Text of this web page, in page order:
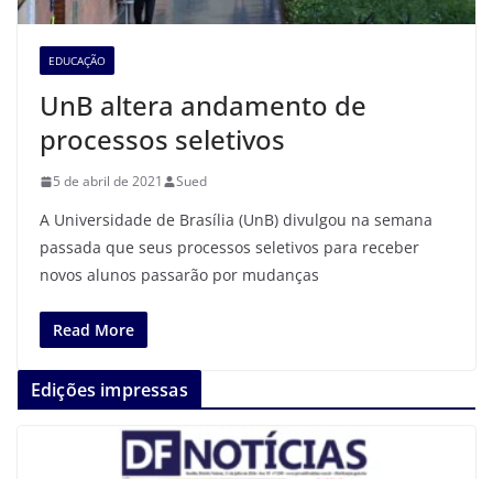
EDUCAÇÃO
UnB altera andamento de
processos seletivos
5 de abril de 2021 Sued
A Universidade de Brasília (UnB) divulgou na semana
passada que seus processos seletivos para receber
novos alunos passarão por mudanças
Read More
Edições impressas